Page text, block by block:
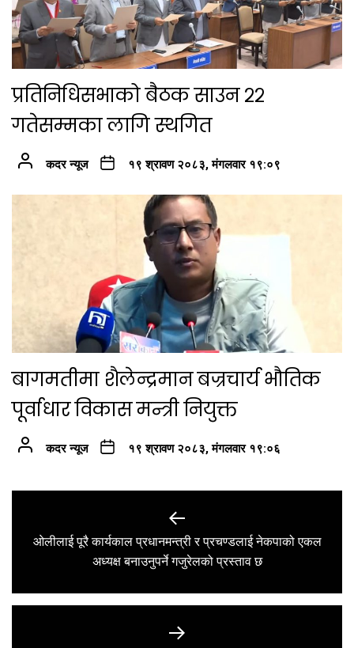
प्रतिनिधिसभाको बैठक साउन २२
गतेसम्मका लागि स्थगित
कदर न्यूज १९ श्रावण २०८३, मंगलवार १९:०९
बागमतीमा शैलेन्द्रमान बज्रचार्य भौतिक
पूर्वाधार विकास मन्त्री नियुक्त
कदर न्यूज १९ श्रावण २०८३, मंगलवार १९:०६
navigation
Previous
post:
ओलीलाई पूरै कार्यकाल प्रधानमन्त्री र प्रचण्डलाई नेकपाको एकल
अध्यक्ष बनाउनुपर्ने गजुरेलको प्रस्ताव छ